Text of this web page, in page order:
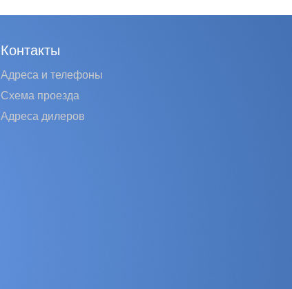
Контакты
Адреса и телефоны
Схема проезда
Адреса дилеров